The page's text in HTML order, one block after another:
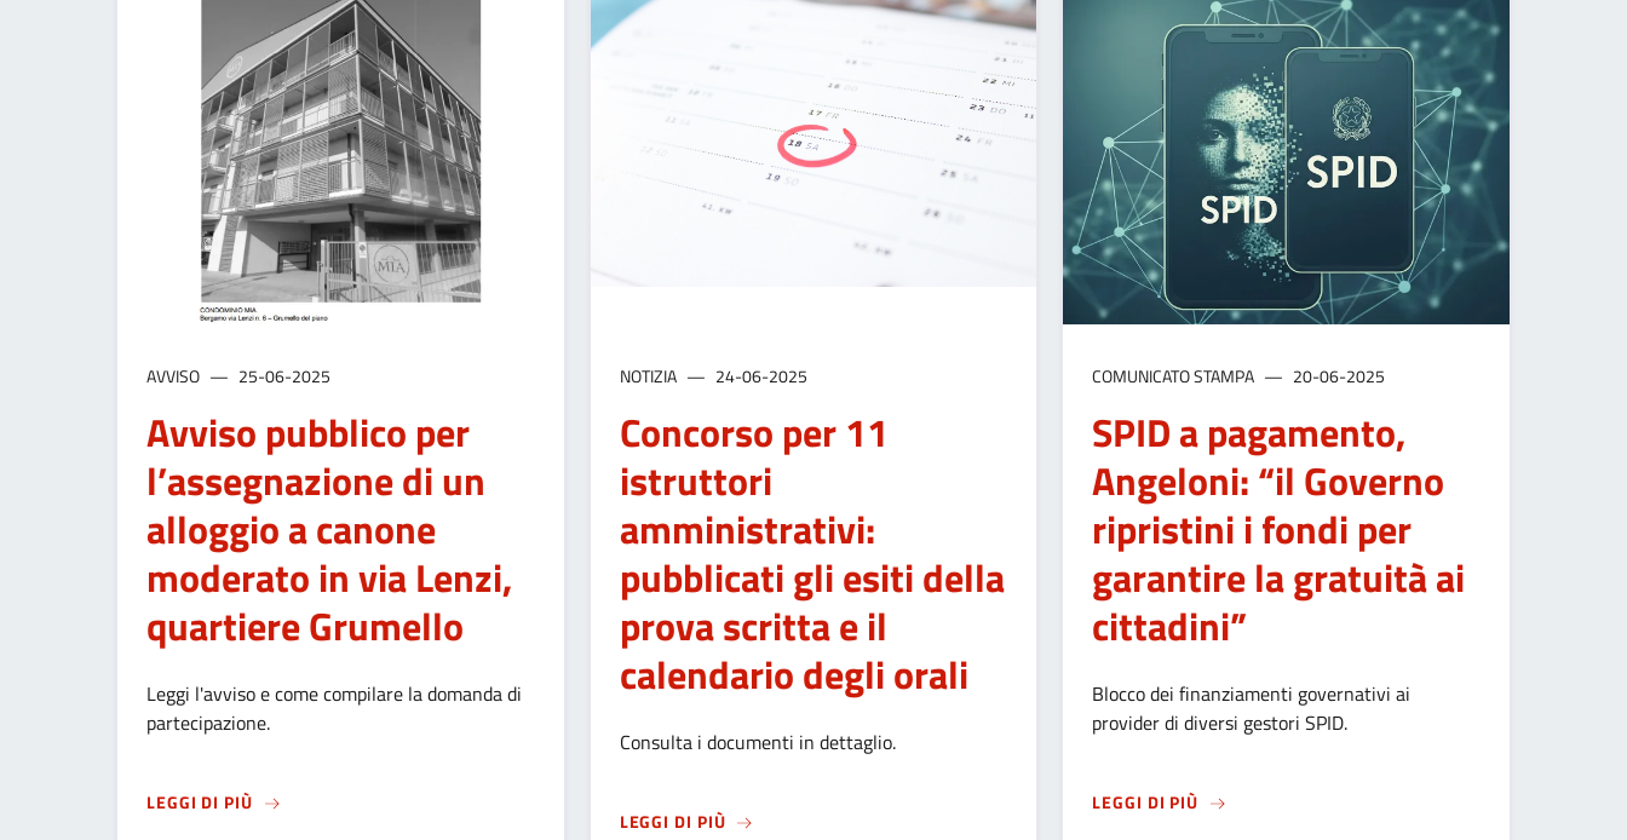
AVVISO 25-06-2025
Avviso pubblico per
l’assegnazione di un
alloggio a canone
moderato in via Lenzi,
quartiere Grumello
Leggi l'avviso e come compilare la domanda di
partecipazione.
LEGGI DI PIÙSUAVVISO PUBBLICO PER L’ASSEGNAZIONE DI UN ALLOGGIO A CANONE MODERATO IN VIA LENZI, QUARTIERE GRUMELLO
NOTIZIA 24-06-2025
Concorso per 11
istruttori
amministrativi:
pubblicati gli esiti della
prova scritta e il
calendario degli orali
Consulta i documenti in dettaglio.
LEGGI DI PIÙSU
COMUNICATO STAMPA 20-06-2025
SPID a pagamento,
Angeloni: “il Governo
ripristini i fondi per
garantire la gratuità ai
cittadini”
Blocco dei finanziamenti governativi ai
provider di diversi gestori SPID.
LEGGI DI PIÙ SUSPID A PAGAMENTO, ANGELONI: “IL GOVERNO